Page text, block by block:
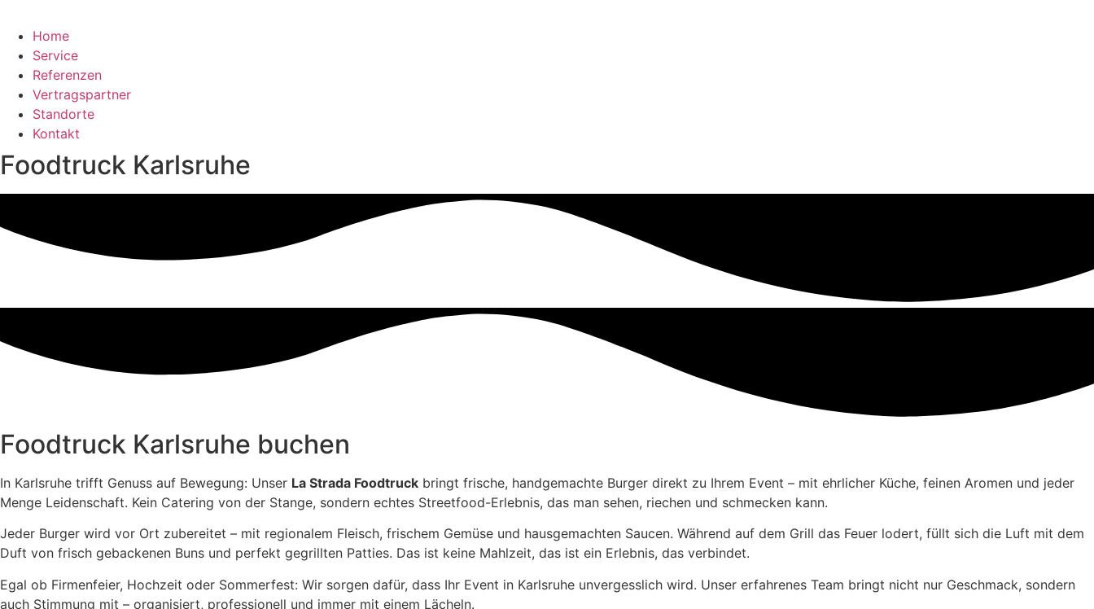
Home
Service
Referenzen
Vertragspartner
Standorte
Kontakt
Foodtruck Karlsruhe
Foodtruck Karlsruhe buchen
In Karlsruhe trifft Genuss auf Bewegung: Unser La Strada Foodtruck bringt frische, handgemachte Burger direkt zu Ihrem Event – mit ehrlicher Küche, feinen Aromen und jeder
Menge Leidenschaft. Kein Catering von der Stange, sondern echtes Streetfood-Erlebnis, das man sehen, riechen und schmecken kann.
Jeder Burger wird vor Ort zubereitet – mit regionalem Fleisch, frischem Gemüse und hausgemachten Saucen. Während auf dem Grill das Feuer lodert, füllt sich die Luft mit dem
Duft von frisch gebackenen Buns und perfekt gegrillten Patties. Das ist keine Mahlzeit, das ist ein Erlebnis, das verbindet.
Egal ob Firmenfeier, Hochzeit oder Sommerfest: Wir sorgen dafür, dass Ihr Event in Karlsruhe unvergesslich wird. Unser erfahrenes Team bringt nicht nur Geschmack, sondern
auch Stimmung mit – organisiert, professionell und immer mit einem Lächeln.